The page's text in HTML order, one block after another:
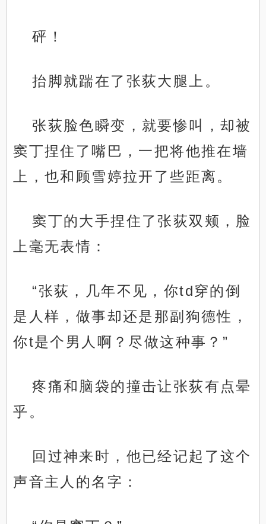
砰！
抬脚就踹在了张荻大腿上。
张荻脸色瞬变，就要惨叫，却被
窦丁捏住了嘴巴，一把将他推在墙
上，也和顾雪婷拉开了些距离。
窦丁的大手捏住了张荻双颊，脸
上毫无表情：
“张荻，几年不见，你td穿的倒
是人样，做事却还是那副狗德性，
你t是个男人啊？尽做这种事？”
疼痛和脑袋的撞击让张荻有点晕
乎。
回过神来时，他已经记起了这个
声音主人的名字：